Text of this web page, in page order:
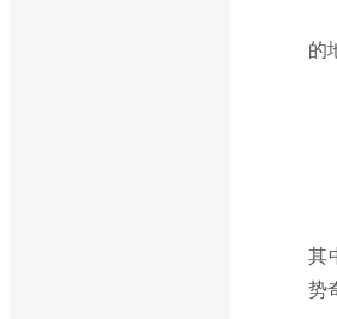
的
其
势